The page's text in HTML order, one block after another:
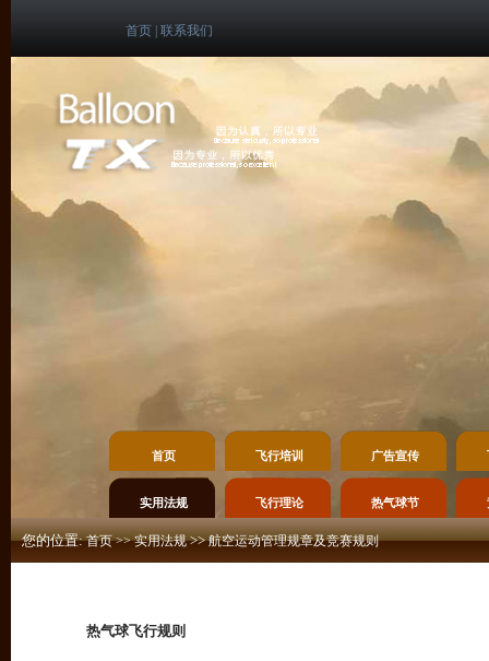
首页 联系我们
首页 飞行培训 广告宣传
实用法规 飞行理论 热气球节
您的位置:首页>>实用法规>>航空运动管理规章及竞赛规则
热气球飞行规则